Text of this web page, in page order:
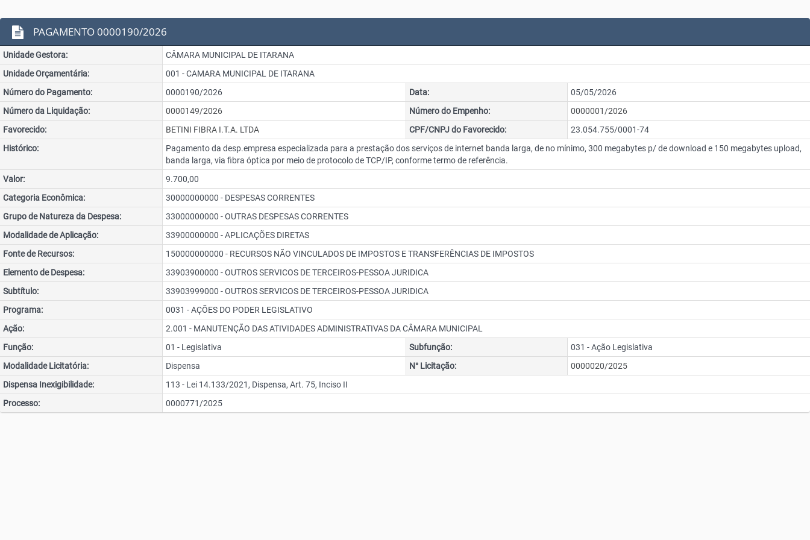
PAGAMENTO 0000190/2026
Unidade Gestora:
CÂMARA MUNICIPAL DE ITARANA
Unidade Orçamentária:
001 - CAMARA MUNICIPAL DE ITARANA
Número do Pagamento:
0000190/2026 Data:
05/05/2026
Número da Liquidação:
0000149/2026 Número do Empenho:
0000001/2026
Favorecido:
BETINI FIBRA I.T.A. LTDA CPF/CNPJ do Favorecido:
23.054.755/0001-74
Histórico:
Pagamento da desp.empresa especializada para a prestação dos serviços de internet banda larga, de no mínimo, 300 megabytes p/ de download e 150 megabytes upload,
banda larga, via fibra óptica por meio de protocolo de TCP/IP, conforme termo de referência.
Valor:
9.700,00
Categoria Econômica:
30000000000 - DESPESAS CORRENTES
Grupo de Natureza da Despesa:
33000000000 - OUTRAS DESPESAS CORRENTES
Modalidade de Aplicação:
33900000000 - APLICAÇÕES DIRETAS
Fonte de Recursos:
150000000000 - RECURSOS NÃO VINCULADOS DE IMPOSTOS E TRANSFERÊNCIAS DE IMPOSTOS
Elemento de Despesa:
33903900000 - OUTROS SERVICOS DE TERCEIROS-PESSOA JURIDICA
Subtítulo:
33903999000 - OUTROS SERVICOS DE TERCEIROS-PESSOA JURIDICA
Programa:
0031 - AÇÕES DO PODER LEGISLATIVO
Ação:
2.001 - MANUTENÇÃO DAS ATIVIDADES ADMINISTRATIVAS DA CÂMARA MUNICIPAL
Função:
01 - Legislativa Subfunção:
031 - Ação Legislativa
Modalidade Licitatória:
Dispensa N° Licitação:
0000020/2025
Dispensa Inexigibilidade:
113 - Lei 14.133/2021, Dispensa, Art. 75, Inciso II
Processo:
0000771/2025